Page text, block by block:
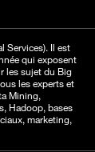
Services). Il est
qui exposent
les sujet du Big
les experts et
Mining,
Hadoop, bases
marketing,